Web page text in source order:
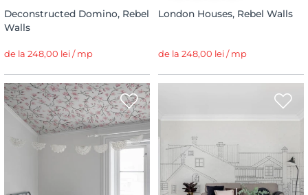
Deconstructed Domino, Rebel
Walls
de la 248,00 lei / mp
London Houses, Rebel Walls
de la 248,00 lei / mp